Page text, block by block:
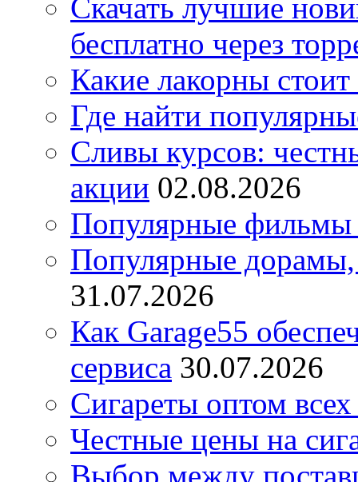
Скачать лучшие
бесплатно через
Какие лакорны стоит
Где найти
Сливы курсов:
акции 02.08.2026
Популярные фильмы
Популярные дорамы,
31.07.2026
Как Garage55
сервиса 30.07.2026
Сигареты оптом
Честные цены на